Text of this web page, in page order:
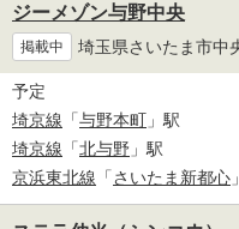
ジーメゾン与野中央
掲載中 埼玉県さいたま市中
予定
埼京線 「与野本町 」駅
埼京線 「北与野 」駅
京浜東北線 「さいたま新都心